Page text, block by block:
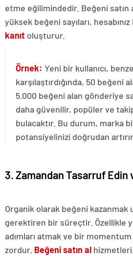
etme eğilimindedir. Beğeni
yüksek beğeni sayıları,
kanıt oluşturur.
Örnek: Yeni bir kullanıcı,
karşılaştırdığında, 50 beğeni
5.000 beğeni alan gönderiye
daha güvenilir, popüler ve
bulacaktır. Bu durum, marka
potansiyelinizi doğrudan artırır.
3. Zamandan Tasarruf Edin
Organik olarak beğeni kazanmak
gerektiren bir süreçtir. Özellikle
adımları atmak ve bir
zordur. Beğeni satın al